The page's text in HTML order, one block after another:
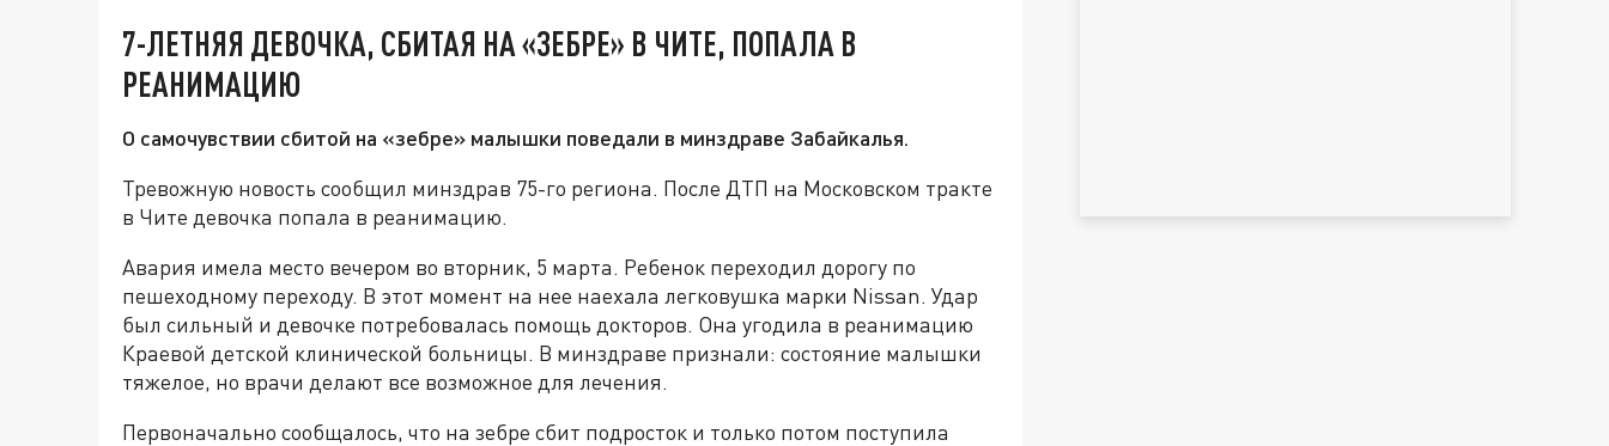
7-ЛЕТНЯЯ ДЕВОЧКА, СБИТАЯ НА «ЗЕБРЕ» В ЧИТЕ, ПОПАЛА В
РЕАНИМАЦИЮ
О самочувствии сбитой на «зебре» малышки поведали в минздраве Забайкалья.
Тревожную новость сообщил минздрав 75-го региона. После ДТП на Московском тракте
в Чите девочка попала в реанимацию.
Авария имела место вечером во вторник, 5 марта. Ребенок переходил дорогу по
пешеходному переходу. В этот момент на нее наехала легковушка марки Nissan. Удар
был сильный и девочке потребовалась помощь докторов. Она угодила в реанимацию
Краевой детской клинической больницы. В минздраве признали: состояние малышки
тяжелое, но врачи делают все возможное для лечения.
Первоначально сообщалось, что на зебре сбит подросток и только потом поступила